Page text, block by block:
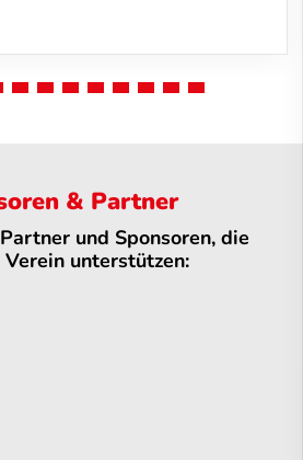
& Partner
und Sponsoren, die
Verein unterstützen: